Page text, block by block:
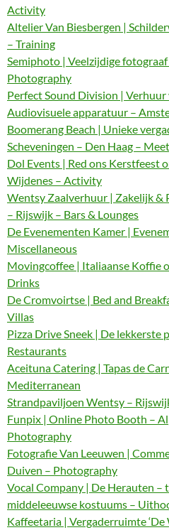
Activity
Altelier Van Biesbergen |
– Training
Semiphoto | Veelzijdige
Photography
Perfect Sound Division |
Audiovisuele apparatuur –
Boomerang Beach | Unieke
Scheveningen – Den Haag –
Dol Events | Red ons Kerstfeest
Wijdenes – Activity
Wentsy Zaalverhuur | Zakelijk &
– Rijswijk – Bars & Lounges
De Evenementen Kamer |
Miscellaneous
Movingcoffee | Italiaanse Koffie
Drinks
De Cromvoirtse | Bed and
Villas
Pizza Drive Sneek | De lekkerste
Restaurants
Aceituna Catering | Tapas de
Mediterranean
Strandpaviljoen Wentsy –
Funpix | Online Photo Booth –
Photography
Fotografie Van Leeuwen |
Duiven – Photography
Vocal Company | De Herauten
middeleeuwse kostuums –
Kaffeetaria | Vergaderruimte